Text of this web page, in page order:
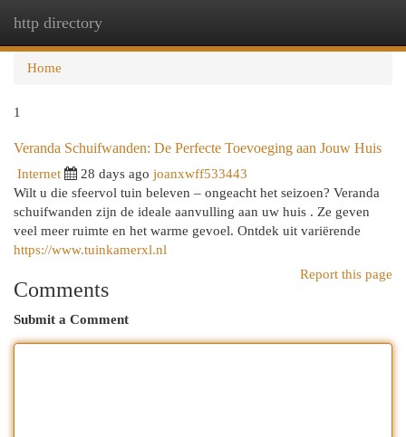
http directory
Home
1
Veranda Schuifwanden: De Perfecte Toevoeging aan Jouw Huis
Internet 28 days ago joanxwff533443
Wilt u die sfeervol tuin beleven – ongeacht het seizoen? Veranda
schuifwanden zijn de ideale aanvulling aan uw huis . Ze geven
veel meer ruimte en het warme gevoel. Ontdek uit variërende
https://www.tuinkamerxl.nl
Report this page
Comments
Submit a Comment